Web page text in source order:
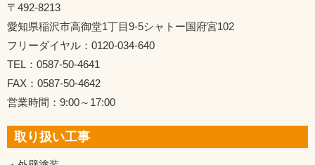
〒492-8213
愛知県稲沢市高御堂1丁目9-5シャトー国府宮102
フリーダイヤル：0120-034-640
TEL：0587-50-4641
FAX：0587-50-4642
営業時間：9:00～17:00
取り扱い工事